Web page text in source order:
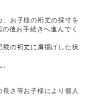
お子様の裄丈の採寸を
後お手続きへ進んでく
載の裄丈に肩揚げした状
さ等お子様により個人